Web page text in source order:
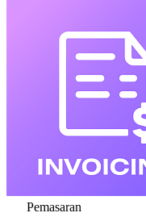
Pemasaran